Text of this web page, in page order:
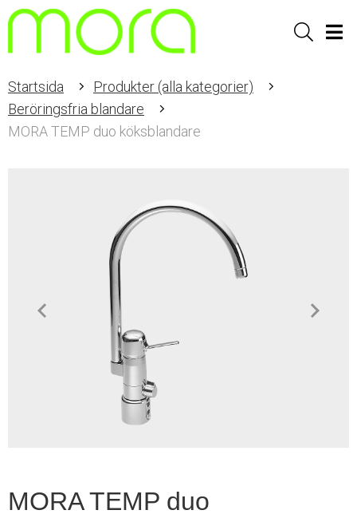
Sök
Startsida
Produkter (alla kategorier)
Beröringsfria blandare
MORA TEMP duo köksblandare
MORA TEMP duo